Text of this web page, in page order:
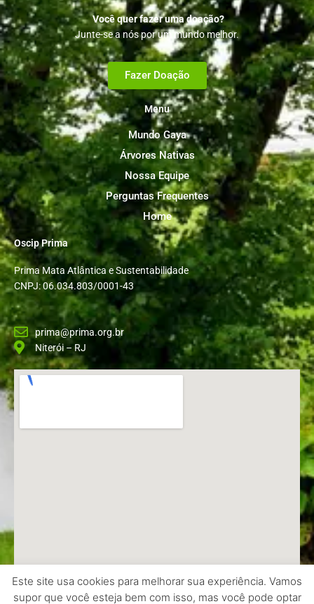
Você quer fazer uma doação?
Junte-se a nós por um mundo melhor.
Fazer Doação
Menu
Mundo Gaya
Árvores Nativas
Nossa Equipe
Perguntas Frequentes
Home
Oscip Prima
Prima Mata Atlântica e Sustentabilidade
CNPJ: 06.034.803/0001-43
prima@prima.org.br
Niterói – RJ
Este site usa cookies para melhorar sua experiência. Vamos
supor que você esteja bem com isso, mas você pode optar